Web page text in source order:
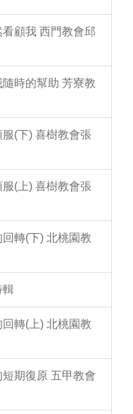
顧我 西門教會邱
時的幫助 芳寮教
(下) 喜樹教會張
(上) 喜樹教會張
轉(下) 北桃園教
輯
轉(上) 北桃園教
期復原 五甲教會